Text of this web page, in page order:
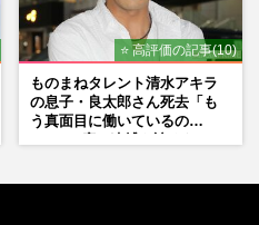
⭐ 高評価の記事(10)
ものまねタレント清水アキラ
の息子・良太郎さん死去「も
う真面目に働いているの